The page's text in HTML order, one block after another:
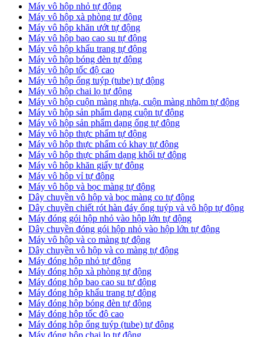
Máy vô hộp nhỏ tự động
Máy vô hộp xà phòng tự động
Máy vô hộp khăn ướt tự động
Máy vô hộp bao cao su tự động
Máy vô hộp khẩu trang tự động
Máy vô hộp bóng đèn tự động
Máy vô hộp tốc độ cao
Máy vô hộp ống tuýp (tube) tự động
Máy vô hộp chai lọ tự động
Máy vô hộp cuộn màng nhựa, cuộn màng nhôm tự động
Máy vô hộp sản phẩm dạng cuộn tự động
Máy vô hộp sản phẩm dạng ống tự động
Máy vô hộp thực phẩm tự động
Máy vô hộp thực phẩm có khay tự động
Máy vô hộp thực phẩm dạng khối tự động
Máy vô hộp khăn giấy tự động
Máy vô hộp vỉ tự động
Máy vô hộp và bọc màng tự động
Dây chuyền vô hộp và bọc màng co tự động
Dây chuyền chiết rót hàn đáy ống tuýp và vô hộp tự động
Máy đóng gói hộp nhỏ vào hộp lớn tự động
Dây chuyền đóng gói hộp nhỏ vào hộp lớn tự động
Máy vô hộp và co màng tự động
Dây chuyền vô hộp và co màng tự động
Máy đóng hộp nhỏ tự động
Máy đóng hộp xà phòng tự động
Máy đóng hộp bao cao su tự động
Máy đóng hộp khẩu trang tự động
Máy đóng hộp bóng đèn tự động
Máy đóng hộp tốc độ cao
Máy đóng hộp ống tuýp (tube) tự động
Máy đóng hộp chai lọ tự động